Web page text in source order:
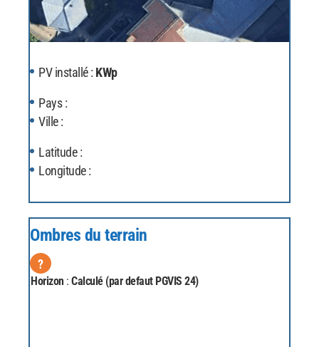
PV installé : KWp
Pays :
Ville :
Latitude :
Longitude :
Ombres du terrain
?
Horizon : Calculé (par defaut PGVIS 24)